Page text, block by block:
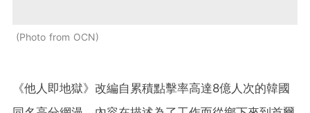
Photo from OCN
《他人即地獄》改編自累積點擊率高達8億人次的韓國